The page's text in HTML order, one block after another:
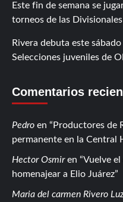
Este fin de semana se
torneos de las
Rivera debuta este
Selecciones juveniles de
Comentarios
Pedro en
Productores de
permanente en la Central
Hector Osmiren
Vuelve
homenajear a Elio Juárez
Maria del carmen Rivero